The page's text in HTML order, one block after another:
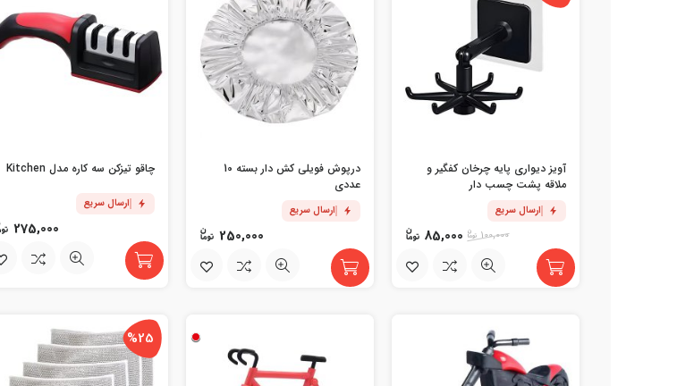
آویز دیواری پایه چرخان کفگیر و
ملاقه پشت چسب دار
ارسال سریع
100,000
85,000
درپوش فویلی کش دار بسته 10
عددی
ارسال سریع
250,000
چاقو تیزکن سه کاره مدل Kitchen
ارسال سریع
275,000
%25